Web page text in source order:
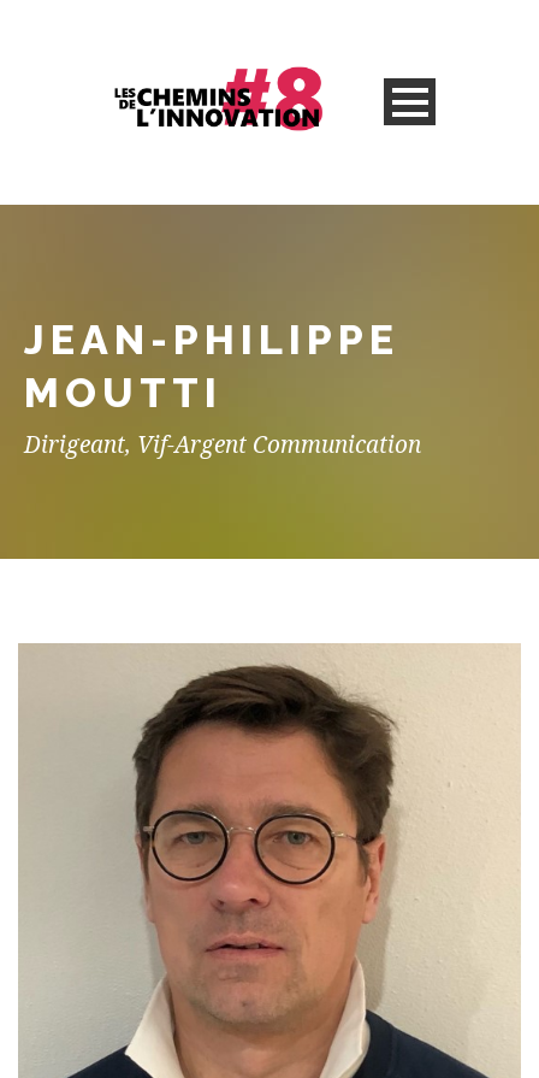
JEAN-PHILIPPE
MOUTTI
Dirigeant, Vif-Argent Communication